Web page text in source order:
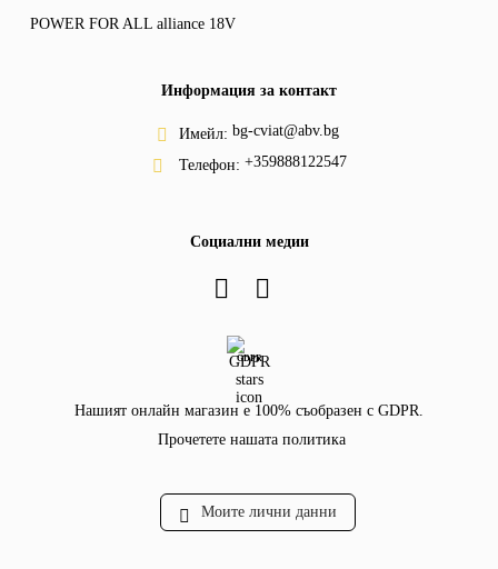
POWER FOR ALL alliance 18V
Информация за контакт
Имейл: bg-cviat@abv.bg
Телефон: +359888122547
Социални медии
GDPR
Нашият онлайн магазин е 100% съобразен с GDPR.
Прочетете нашата политика
Моите лични данни